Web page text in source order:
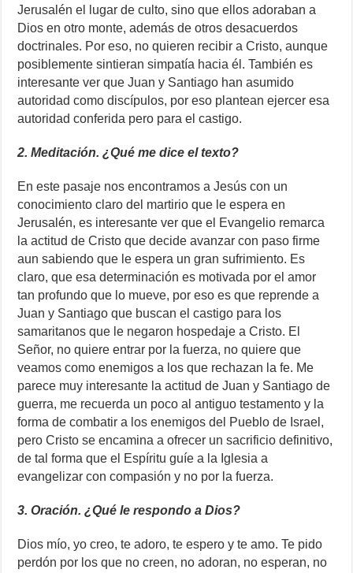
Jerusalén el lugar de culto, sino que ellos adoraban a
Dios en otro monte, además de otros desacuerdos
doctrinales. Por eso, no quieren recibir a Cristo, aunque
posiblemente sintieran simpatía hacia él. También es
interesante ver que Juan y Santiago han asumido
autoridad como discípulos, por eso plantean ejercer esa
autoridad conferida pero para el castigo.
2. Meditación. ¿Qué me dice el texto?
En este pasaje nos encontramos a Jesús con un
conocimiento claro del martirio que le espera en
Jerusalén, es interesante ver que el Evangelio remarca
la actitud de Cristo que decide avanzar con paso firme
aun sabiendo que le espera un gran sufrimiento. Es
claro, que esa determinación es motivada por el amor
tan profundo que lo mueve, por eso es que reprende a
Juan y Santiago que buscan el castigo para los
samaritanos que le negaron hospedaje a Cristo. El
Señor, no quiere entrar por la fuerza, no quiere que
veamos como enemigos a los que rechazan la fe. Me
parece muy interesante la actitud de Juan y Santiago de
guerra, me recuerda un poco al antiguo testamento y la
forma de combatir a los enemigos del Pueblo de Israel,
pero Cristo se encamina a ofrecer un sacrificio definitivo,
de tal forma que el Espíritu guíe a la Iglesia a
evangelizar con compasión y no por la fuerza.
3. Oración. ¿Qué le respondo a Dios?
Dios mío, yo creo, te adoro, te espero y te amo. Te pido
perdón por los que no creen, no adoran, no esperan, no